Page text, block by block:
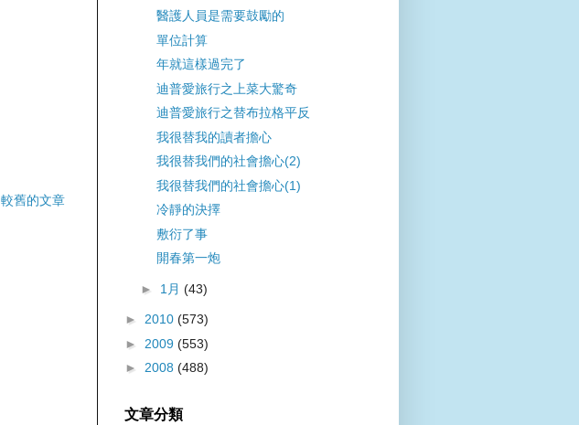
較舊的文章
醫護人員是需要鼓勵的
單位計算
年就這樣過完了
迪普愛旅行之上菜大驚奇
迪普愛旅行之替布拉格平反
我很替我的讀者擔心
我很替我們的社會擔心(2)
我很替我們的社會擔心(1)
冷靜的決擇
敷衍了事
開春第一炮
► 1月 (43)
► 2010 (573)
► 2009 (553)
► 2008 (488)
文章分類